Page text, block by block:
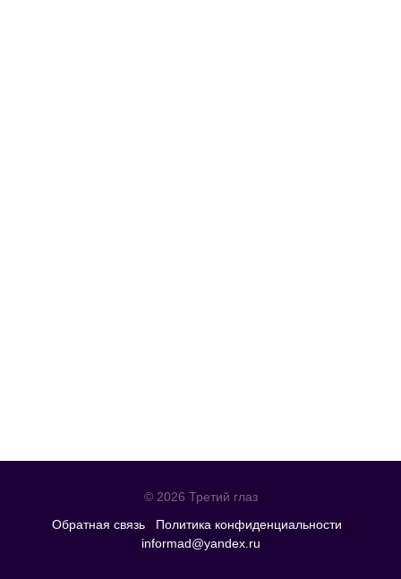
© 2026 Третий глаз
Обратная связь
Политика конфиденциальности
informad@yandex.ru